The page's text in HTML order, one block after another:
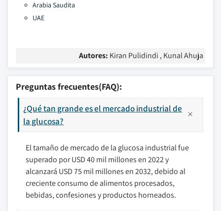
Arabia Saudita
UAE
Autores: Kiran Pulidindi , Kunal Ahuja
Preguntas frecuentes(FAQ):
¿Qué tan grande es el mercado industrial de
la glucosa?
El tamaño de mercado de la glucosa industrial fue
superado por USD 40 mil millones en 2022 y
alcanzará USD 75 mil millones en 2032, debido al
creciente consumo de alimentos procesados,
bebidas, confesiones y productos horneados.